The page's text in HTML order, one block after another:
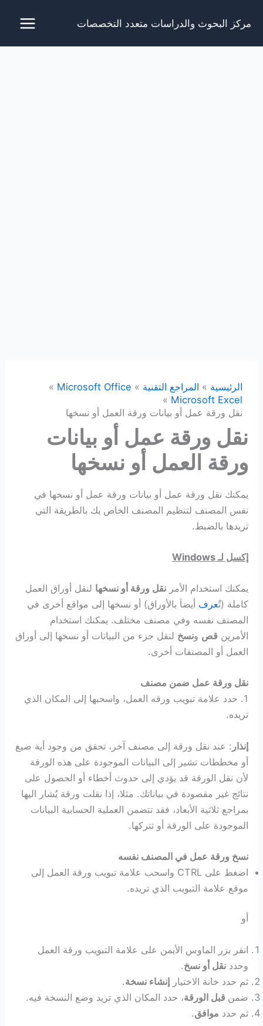
مركز البحوث والدراسات متعدد التخصصات
الرئيسية المراجع التقنية
Microsoft Office
Microsoft Excel
نقل ورقة عمل أو بيانات ورقة العمل أو نسخها
نقل ورقة عمل أو بيانات
ورقة العمل أو نسخها
يمكنك نقل ورقة عمل أو بيانات ورقة عمل أو نسخها في
نفس المصنف لتنظيم المصنف الخاص بك بالطريقة التي
تريدها بالضبط.
إكسل لـ Windows
يمكنك استخدام الأمرنقل ورقة أو نسخها لنقل أوراق العمل
كاملة (تُعرف أيضاَ بالأوراق) أو نسخها إلى مواقع أخرى في
المصنف نفسه وفي مصنف مختلف. يمكنك استخدام
الأمرين قص ونسخ لنقل جزء من البيانات أو نسخها إلى أوراق
العمل أو المصنفات أخرى.
نقل ورقة عمل ضمن مصنف
1. حدد علامة تبويب ورقه العمل، واسحبها إلى المكان الذي
تريده.
إنذار : عند نقل ورقة إلى مصنف آخر، تحقق من وجود أية صيغ
أو مخططات تشير إلى البيانات الموجودة على هذه الورقة
لأن نقل الورقة قد يؤدي إلى حدوث أخطاء أو الحصول على
نتائج غير مقصودة في بياناتك. مثلا، إذا نقلت ورقة يُشار اليها
بمراجع ثلاثية الأبعاد، فقد تتضمن العملية الحسابية البيانات
الموجودة على الورقة أو تتركها.
نسخ ورقة عمل في المصنف نفسه
اضغط على CTRL واسحب علامة تبويب ورقة العمل إلى
موقع علامة التبويب الذي تريده.
أو
انقر بزر الماوس الأيمن على علامة التبويب ورقة العمل
وحددنقل أو نسخ.
ثم حدد خانة الاختيارإنشاء نسخة.
ضمن قبل الورقة، حدد المكان الذي تريد وضع النسخة فيه.
ثم حدد موافق.